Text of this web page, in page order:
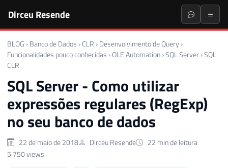
Dirceu Resende
BLOG › Banco de Dados › CLR › Desenvolvimento de Query ›
Funcionalidades pouco conhecidas › OLE Automation ›SQL Server ›SQL
CLR
SQL Server - Como utilizar
expressões regulares (RegExp)
no seu banco de dados
22 de maio de 2018 Dirceu Resende
22 min de leitura
5.750 views